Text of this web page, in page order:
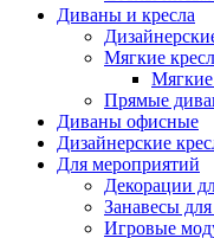
Диваны и кресла
Мягкие
Мягкие
Прямые
Диваны офисные
Дизайнерские
Для мероприятий
Декорации
Занавесы
Игровые